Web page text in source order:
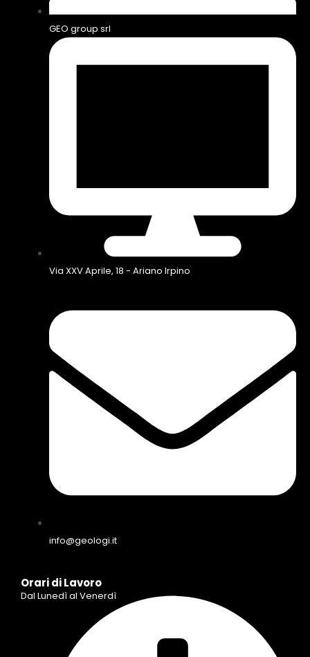
GEO group srl
Via XXV Aprile, 18 - Ariano Irpino
info@geologi.it
Orari di Lavoro
Dal Lunedì al Venerdì